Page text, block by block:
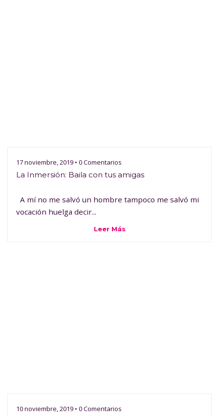
17 noviembre, 2019 • 0 Comentarios
La Inmersión: Baila con tus amigas
A mí no me salvó un hombre tampoco me salvó mi
vocación huelga decir...
Leer Más
10 noviembre, 2019 • 0 Comentarios